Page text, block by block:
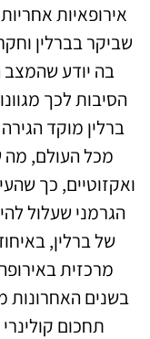
אירופאיות
שביקר בברלין
בה יודע
הסיבות לכך
ברלין מוקד
מכל העולם, מה
ואקזוטיים, כך
הגרמני שעלול
מרכזית
בשנים
תחכום